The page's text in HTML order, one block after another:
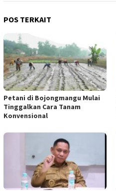
POS TERKAIT
Petani di Bojongmangu Mulai
Tinggalkan Cara Tanam
Konvensional